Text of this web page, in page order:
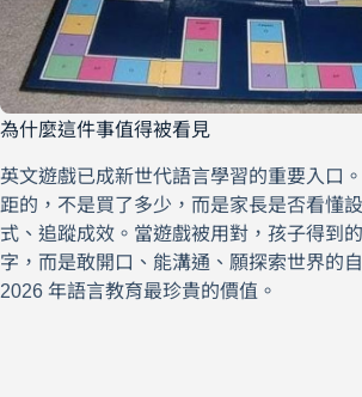
為什麼這件事值得被看見
英文遊戲已成新世代語言學習的重要入口
距的，不是買了多少，而是家長是否看懂
式、追蹤成效。當遊戲被用對，孩子得到
字，而是敢開口、能溝通、願探索世界的
2026 年語言教育最珍貴的價值。